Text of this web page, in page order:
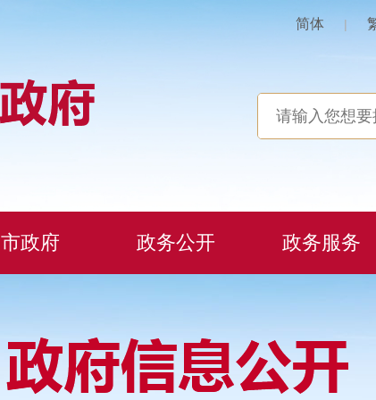
简体 |
市政府 政务公开 政务服务